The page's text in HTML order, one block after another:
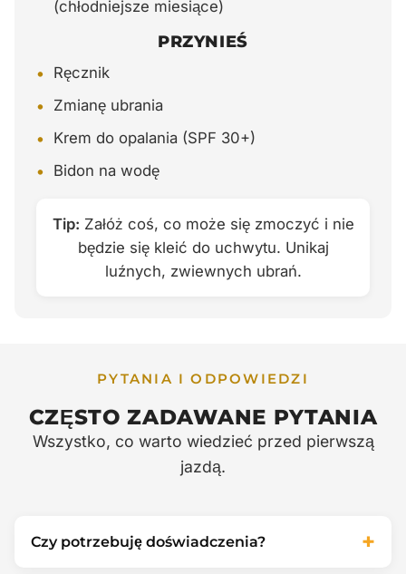
(chłodniejsze miesiące)
PRZYNIEŚ
• Ręcznik
• Zmianę ubrania
• Krem do opalania (SPF 30+)
• Bidon na wodę
Tip: Załóż coś, co może się zmoczyć i nie
będzie się kleić do uchwytu. Unikaj
luźnych, zwiewnych ubrań.
PYTANIA I ODPOWIEDZI
CZĘSTO ZADAWANE PYTANIA
Wszystko, co warto wiedzieć przed pierwszą
jazdą.
Czy potrzebuję doświadczenia? +